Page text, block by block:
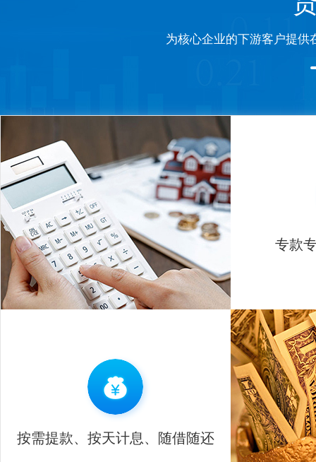
为核心企业的下游客户提供
专款
按需提款、按天计息、随借随还